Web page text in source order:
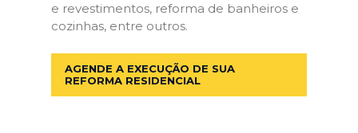
e revestimentos, reforma de banheiros e
cozinhas, entre outros.
AGENDE A EXECUÇÃO DE SUA
REFORMA RESIDENCIAL